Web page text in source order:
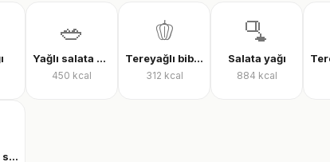
🥗
Yağlı salata sosu
450 kcal
🫑
Tereyağlı biber sosu
312 kcal
🫗
Salata yağı
884 kcal
Zeytinyağlı salata sosu